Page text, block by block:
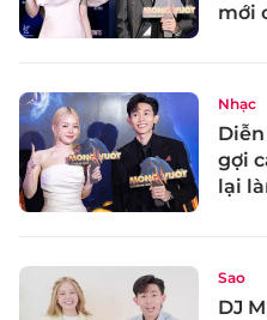
mới
Nhạc
gợi
lại
Sao
DJ